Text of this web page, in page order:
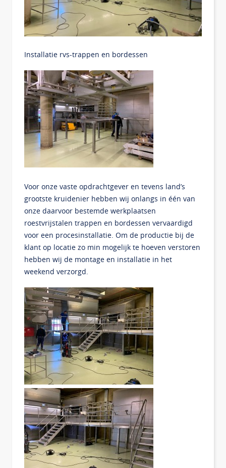
Installatie rvs-trappen en bordessen
Voor onze vaste opdrachtgever en tevens land’s
grootste kruidenier hebben wij onlangs in één van
onze daarvoor bestemde werkplaatsen
roestvrijstalen trappen en bordessen vervaardigd
voor een procesinstallatie. Om de productie bij de
klant op locatie zo min mogelijk te hoeven verstoren
hebben wij de montage en installatie in het
weekend verzorgd.